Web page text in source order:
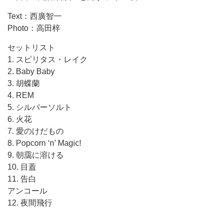
Text：西廣智一
Photo：高田梓
セットリスト
1. スピリタス・レイク
2. Baby Baby
3. 胡蝶蘭
4. REM
5. シルバーソルト
6. 火花
7. 愛のけだもの
8. Popcorn ‘n’ Magic!
9. 朝靄に溶ける
10. 目蓋
11. 告白
アンコール
12. 夜間飛行